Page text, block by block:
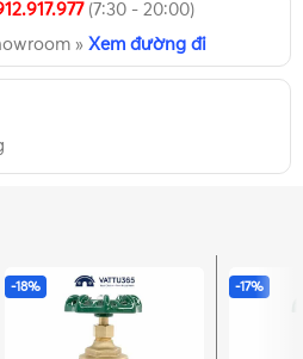
(7:30 - 20:00)
» Xem đường đi
-18% -17%